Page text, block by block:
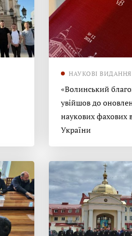
НАУКОВІ ВИДАННЯ
«Волинський
увійшов до
наукових фахових
України